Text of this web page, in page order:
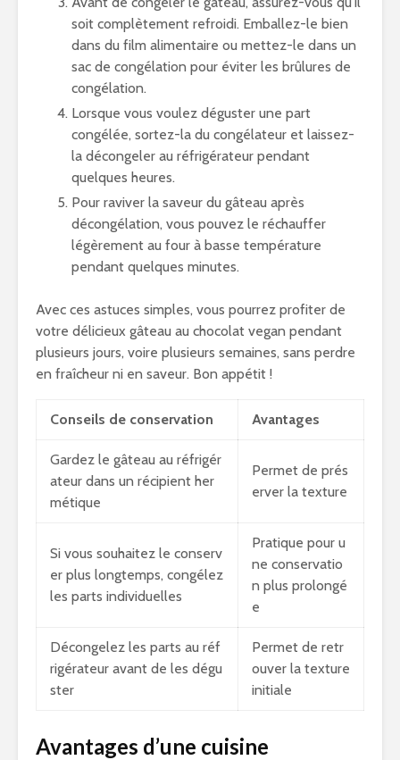
soit complètement refroidi. Emballez-le bien
dans du film alimentaire ou mettez-le dans un
sac de congélation pour éviter les brûlures de
congélation.
Lorsque vous voulez déguster une part
congélée, sortez-la du congélateur et laissez-
la décongeler au réfrigérateur pendant
quelques heures.
Pour raviver la saveur du gâteau après
décongélation, vous pouvez le réchauffer
légèrement au four à basse température
pendant quelques minutes.
Avec ces astuces simples, vous pourrez profiter de
votre délicieux gâteau au chocolat vegan pendant
plusieurs jours, voire plusieurs semaines, sans perdre
en fraîcheur ni en saveur. Bon appétit !
Conseils de conservation Avantages
Gardez le gâteau au réfrigér
ateur dans un récipient her
métique
Permet de prés
erver la texture
Si vous souhaitez le conserv
er plus longtemps, congélez
les parts individuelles
Pratique pour u
ne conservatio
n plus prolongé
e
Décongelez les parts au réf
rigérateur avant de les dégu
ster
Permet de retr
ouver la texture
initiale
Avantages d’une cuisine